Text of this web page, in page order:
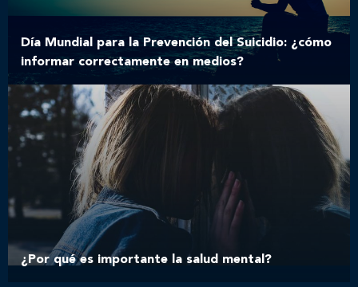
Día Mundial para la Prevención del Suicidio: ¿cómo
informar correctamente en medios?
¿Por qué es importante la salud mental?